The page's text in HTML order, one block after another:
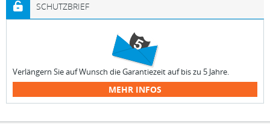
SCHUTZBRIEF
Verlängern Sie auf Wunsch die Garantiezeit auf bis zu 5 Jahre.
MEHR INFOS